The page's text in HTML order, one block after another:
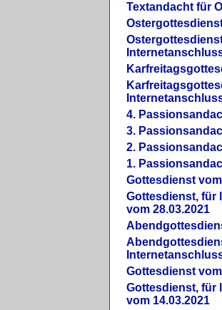
Textandacht für
4.
3.
2.
1.
Gottesdienst
Gottesdienst, für
vom 28.03.2021
Gottesdienst
Gottesdienst, für
vom 14.03.2021